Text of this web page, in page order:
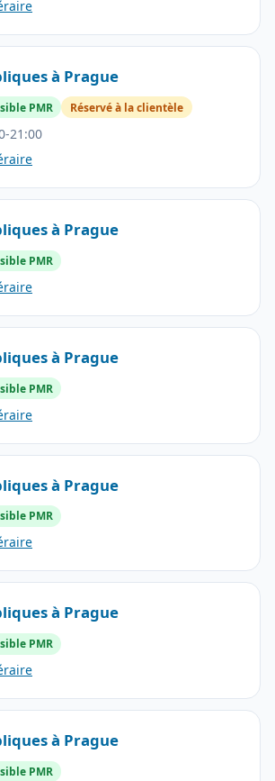
à Prague
PMR Réservé à la clientèle
21:00
à Prague
PMR
à Prague
PMR
à Prague
PMR
à Prague
PMR
à Prague
PMR